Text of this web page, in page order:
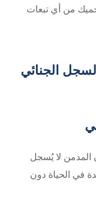
من أي تبعات
الجنائي
المدمن لا يُسجل
في الحياة دون